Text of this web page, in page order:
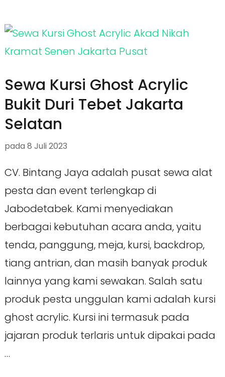
Sewa Kursi Ghost Acrylic
Bukit Duri Tebet Jakarta
Selatan
pada 8 Juli 2023
CV. Bintang Jaya adalah pusat sewa alat
pesta dan event terlengkap di
Jabodetabek. Kami menyediakan
berbagai kebutuhan acara anda, yaitu
tenda, panggung, meja, kursi, backdrop,
tiang antrian, dan masih banyak produk
lainnya yang kami sewakan. Salah satu
produk pesta unggulan kami adalah kursi
ghost acrylic. Kursi ini termasuk pada
jajaran produk terlaris untuk dipakai pada
…